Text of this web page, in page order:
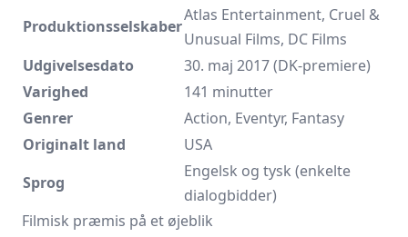
Produktionsselskaber
Atlas Entertainment, Cruel &
Unusual Films, DC Films
Udgivelsesdato
30. maj 2017 (DK-premiere)
Varighed
141 minutter
Genrer
Action, Eventyr, Fantasy
Originalt land
USA
Sprog
Engelsk og tysk (enkelte
dialogbidder)
Filmisk præmis på et øjeblik